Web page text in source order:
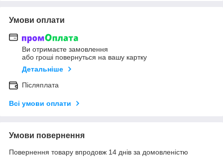
Умови оплати
Ви отримаєте замовлення
або гроші повернуться на вашу картку
Детальніше
Післяплата
Всі умови оплати
Умови повернення
Повернення товару впродовж 14 днів за домовленістю